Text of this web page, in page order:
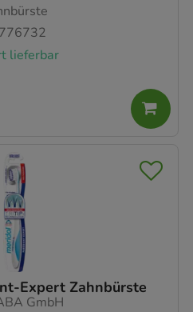
lieferbar
Expert Zahnbürste
GmbH